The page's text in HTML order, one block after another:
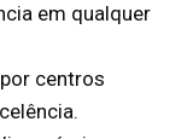
em qualquer
centros